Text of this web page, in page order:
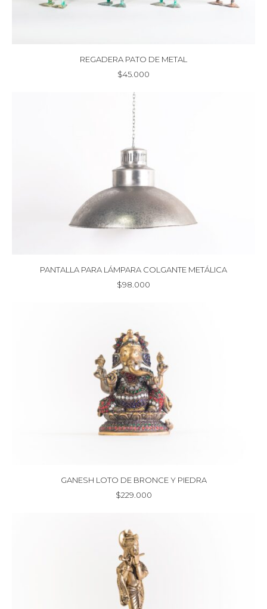
REGADERA PATO DE METAL
$45.000
PANTALLA PARA LÁMPARA COLGANTE METÁLICA
$98.000
GANESH LOTO DE BRONCE Y PIEDRA
$229.000